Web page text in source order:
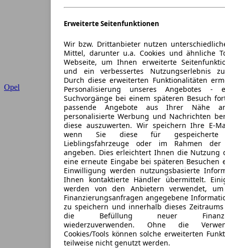
Erweiterte Seitenfunktionen
Wir bzw. Drittanbieter nutzen
Mittel, darunter u.a. Cookies und ähnliche
Webseite, um Ihnen erweiterte
und ein verbessertes Nutzungserlebnis
Durch diese erweiterten Funktionalitäten
Personalisierung unseres Angebotes
Suchvorgänge bei einem späteren Besuch
passende Angebote aus Ihrer Nähe
personalisierte Werbung und Nachrichten
diese auszuwerten. Wir speichern Ihre E-
wenn Sie diese für gespeicherte
Lieblingsfahrzeuge oder im Rahmen der
angeben. Dies erleichtert Ihnen die Nutzung
eine erneute Eingabe bei späteren
Einwilligung werden nutzungsbasierte
Ihnen kontaktierte Händler übermittelt.
werden von den Anbietern verwendet,
Finanzierungsanfragen angegebene
zu speichern und innerhalb dieses
die Befüllung neuer
wiederzuverwenden. Ohne die
Cookies/Tools können solche erweiterten
teilweise nicht genutzt werden.
Opel